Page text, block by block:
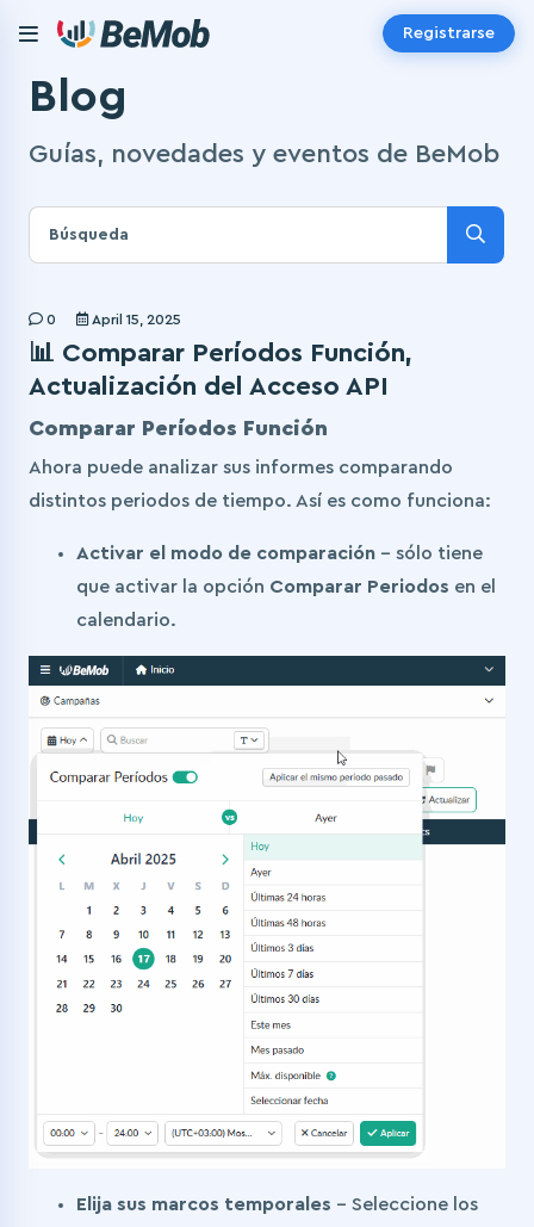
Registrarse
Blog
Guías, novedades y eventos de BeMob
0 April 15, 2025
📊 Comparar Períodos Función,
Actualización del Acceso API
Comparar Períodos Función
Ahora puede analizar sus informes comparando
distintos periodos de tiempo. Así es como funciona:
Activar el modo de comparación – sólo tiene
que activar la opción Comparar Periodos en el
calendario.
Elija sus marcos temporales – Seleccione los